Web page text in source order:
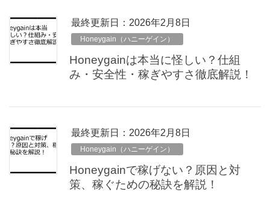
最終更新日：2026年2月8日
Honeygain（ハニーゲイン）
Honeygainは本当に怪しい？仕組
み・安全性・稼ぎやすさ徹底解説！
最終更新日：2026年2月8日
Honeygain（ハニーゲイン）
Honeygainで稼げない？原因と対
策、稼ぐための秘訣を解説！